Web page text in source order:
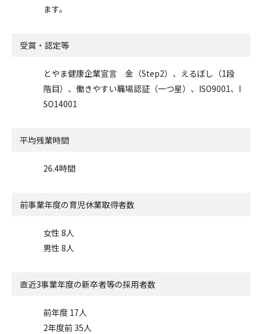
ます。
受賞・認定等
とやま健康企業宣言 金（Step2）、えるぼし（1段
階目）、働きやすい職場認証（一つ星）、ISO9001、I
SO14001
平均残業時間
26.4時間
前事業年度の育児休業取得者数
女性 8人
男性 8人
直近3事業年度の新卒者等の採用者数
前年度 17人
2年度前 35人